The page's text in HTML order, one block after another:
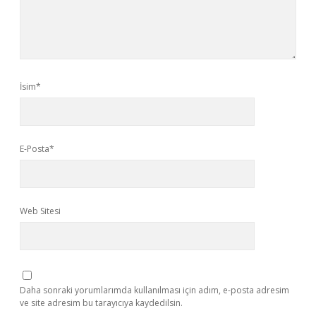
İsim*
E-Posta*
Web Sitesi
Daha sonraki yorumlarımda kullanılması için adım, e-posta adresim
ve site adresim bu tarayıcıya kaydedilsin.